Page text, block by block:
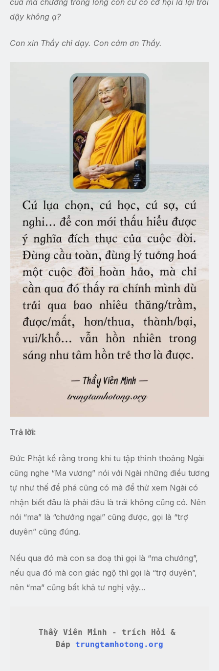
của ma chướng trong lòng con cứ có cơ hội là lại trỗi
dậy không ạ?
Con xin Thầy chỉ dạy. Con cám ơn Thầy.
Trả lời:
Đức Phật kể rằng trong khi tu tập thỉnh thoảng Ngài
cũng nghe “Ma vương” nói với Ngài những điều tương
tự như thế để phá cũng có mà để thử xem Ngài có
nhận biết đâu là phải đâu là trái không cũng có. Nên
nói “ma” là “chướng ngại” cũng được, gọi là “trợ
duyên” cũng đúng.
Nếu qua đó mà con sa đoạ thì gọi là “ma chướng”,
nếu qua đó mà con giác ngộ thì gọi là “trợ duyên”,
nên “ma” cũng bất khả tư nghị vậy…
Thầy Viên Minh - trích Hỏi &
Đáp trungtamhotong.org